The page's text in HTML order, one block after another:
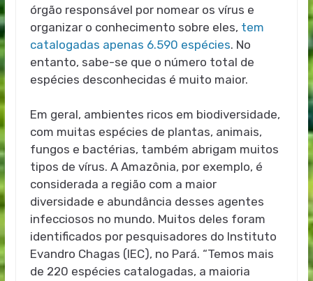
órgão responsável por nomear os vírus e
organizar o conhecimento sobre eles, tem
catalogadas apenas 6.590 espécies. No
entanto, sabe-se que o número total de
espécies desconhecidas é muito maior.
Em geral, ambientes ricos em biodiversidade,
com muitas espécies de plantas, animais,
fungos e bactérias, também abrigam muitos
tipos de vírus. A Amazônia, por exemplo, é
considerada a região com a maior
diversidade e abundância desses agentes
infecciosos no mundo. Muitos deles foram
identificados por pesquisadores do Instituto
Evandro Chagas (IEC), no Pará. “Temos mais
de 220 espécies catalogadas, a maioria